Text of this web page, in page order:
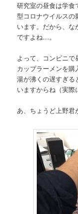
研究室の昼食は学食
型コロナウイルスの
います。だから、
ですよね…。
よって、コンビニ
カップラーメンを
湯が沸くの遅すぎる
いますからね（実際
あ、ちょうど上野君